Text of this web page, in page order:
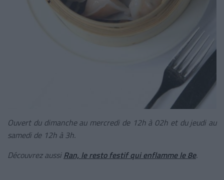
Ouvert du dimanche au mercredi de 12h à 02h et du jeudi au
samedi de 12h à 3h.
Découvrez aussiRan, le resto festif qui enflamme le 8e.